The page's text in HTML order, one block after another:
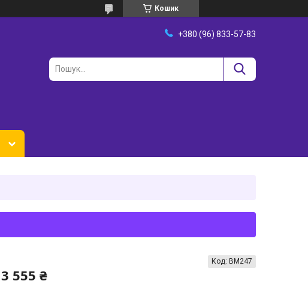
Кошик
+380 (96) 833-57-83
3 555 ₴
Код: ВМ247